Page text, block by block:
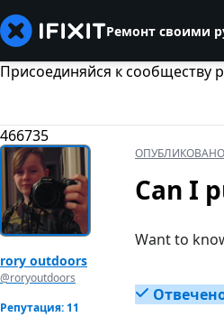
Ремонт своими
Присоединяйся к сообществу
466735
rory outdoors
@roryoutdoors
Репутация: 11
Can I
Want to